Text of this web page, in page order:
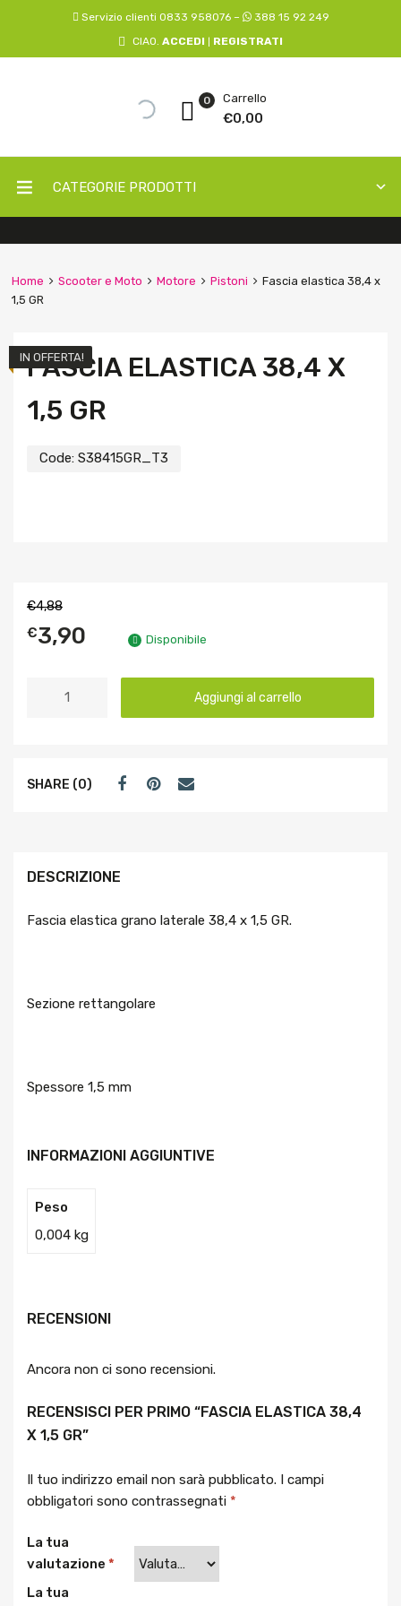
Servizio clienti 0833 958076 –
388 15 92 249
CIAO. ACCEDI REGISTRATI
Carrello
€0,00
0
CATEGORIE PRODOTTI
Home Scooter e Moto Motore Pistoni
Fascia elastica 38,4 x
1,5 GR
FASCIA ELASTICA 38,4 X
1,5 GR
Code: S38415GR_T3
IN OFFERTA!
€4,88
€3,90 Disponibile
Aggiungi al carrello
SHARE (0)
DESCRIZIONE
Fascia elastica grano laterale 38,4 x 1,5 GR.
Sezione rettangolare
Spessore 1,5 mm
INFORMAZIONI AGGIUNTIVE
Peso
0,004 kg
RECENSIONI
Ancora non ci sono recensioni.
RECENSISCI PER PRIMO “FASCIA ELASTICA 38,4
X 1,5 GR”
Il tuo indirizzo email non sarà pubblicato. I campi
obbligatori sono contrassegnati *
La tua
valutazione *
La tua